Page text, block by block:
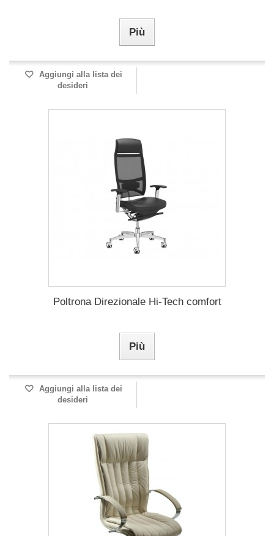
Più
Aggiungi alla lista dei
desideri
Poltrona Direzionale Hi-Tech comfort
Più
Aggiungi alla lista dei
desideri